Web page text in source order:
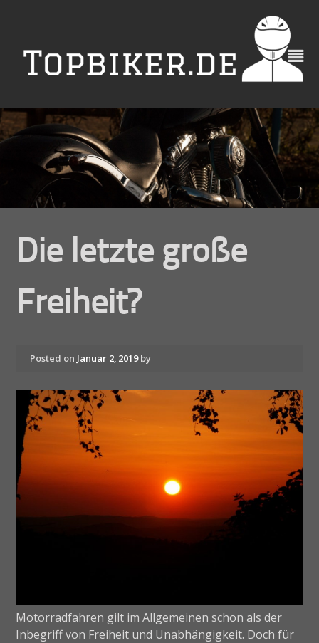
Die letzte große
Freiheit?
Posted on Januar 2, 2019by
Motorradfahren gilt im Allgemeinen schon als der
Inbegriff von Freiheit und Unabhängigkeit. Doch für